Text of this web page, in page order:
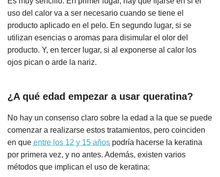
uso del calor va a ser necesario cuando se tiene el
producto aplicado en el pelo. En segundo lugar, si se
utilizan esencias o aromas para disimular el olor del
producto. Y, en tercer lugar, si al exponerse al calor los
ojos pican o arde la nariz.
¿A qué edad empezar a usar queratina?
No hay un consenso claro sobre la edad a la que se puede
comenzar a realizarse estos tratamientos, pero coinciden
en que entre los 12 y 15 años podría hacerse la keratina
por primera vez, y no antes. Además, existen varios
métodos que implican el uso de keratina: